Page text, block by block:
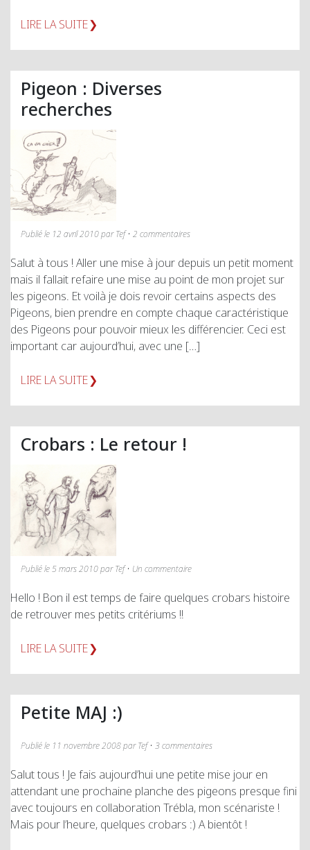
LIRE LA SUITE
Pigeon : Diverses
recherches
Publié le 12 avril 2010 par Tef • 2 commentaires
Salut à tous ! Aller une mise à jour depuis un petit moment
mais il fallait refaire une mise au point de mon projet sur
les pigeons. Et voilà je dois revoir certains aspects des
Pigeons, bien prendre en compte chaque caractéristique
des Pigeons pour pouvoir mieux les différencier. Ceci est
important car aujourd’hui, avec une […]
LIRE LA SUITE
Crobars : Le retour !
Publié le 5 mars 2010 par Tef • Un commentaire
Hello ! Bon il est temps de faire quelques crobars histoire
de retrouver mes petits critériums !!
LIRE LA SUITE
Petite MAJ :)
Publié le 11 novembre 2008 par Tef • 3 commentaires
Salut tous ! Je fais aujourd’hui une petite mise jour en
attendant une prochaine planche des pigeons presque fini
avec toujours en collaboration Trébla, mon scénariste !
Mais pour l’heure, quelques crobars :) A bientôt !